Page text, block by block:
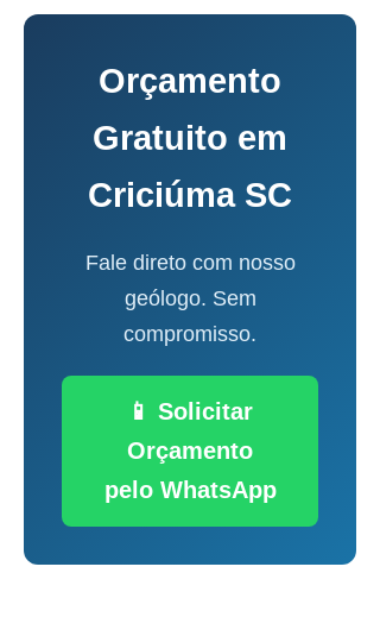
Orçamento
Gratuito em
Criciúma SC
Fale direto com nosso
geólogo. Sem
compromisso.
📱 Solicitar
Orçamento
pelo WhatsApp